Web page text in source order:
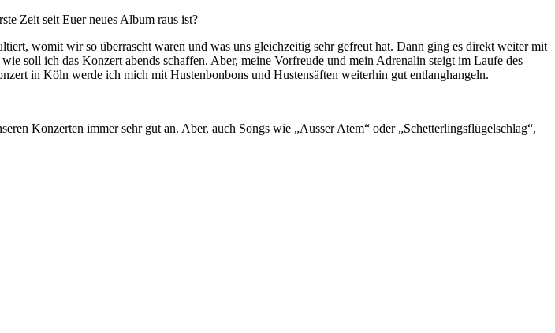
Zeit seit Euer neues Album raus ist?
womit wir so überrascht waren und was uns gleichzeitig sehr gefreut hat. Dann ging es direkt weiter mit
soll ich das Konzert abends schaffen. Aber, meine Vorfreude und mein Adrenalin steigt im Laufe des
in Köln werde ich mich mit Hustenbonbons und Hustensäften weiterhin gut entlanghangeln.
Konzerten immer sehr gut an. Aber, auch Songs wie „Ausser Atem“ oder „Schetterlingsflügelschlag“,